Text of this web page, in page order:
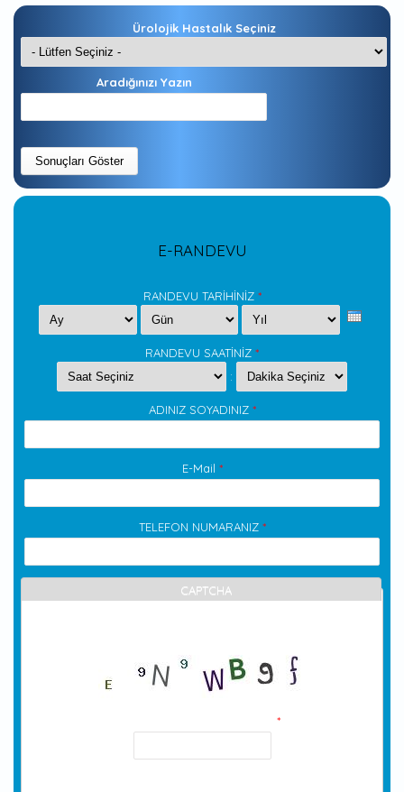
Ürolojik Hastalık Seçiniz
Aradığınızı Yazın
E-RANDEVU
RANDEVU TARİHİNİZ *
Ay
Gün Yıl
RANDEVU SAATİNİZ *
Hour
: Minute
ADINIZ SOYADINIZ *
E-Mail *
TELEFON NUMARANIZ *
CAPTCHA
*